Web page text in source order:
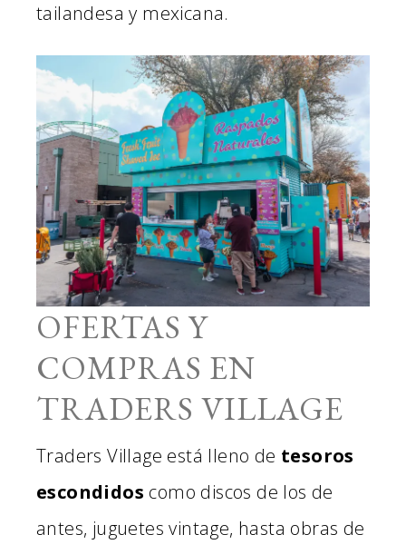
tailandesa y mexicana.
OFERTAS Y
COMPRAS EN
TRADERS VILLAGE
Traders Village está lleno de tesoros
escondidos como discos de los de
antes, juguetes vintage, hasta obras de